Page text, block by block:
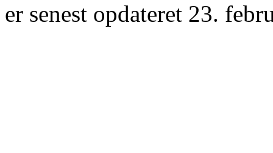
er senest opdateret 23.